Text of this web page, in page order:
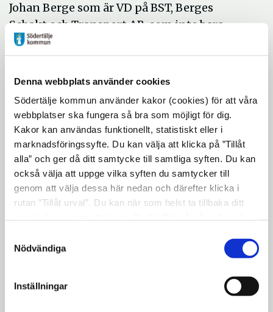
Denna webbplats använder cookies
Södertälje kommun använder kakor (cookies) för att våra
webbplatser ska fungera så bra som möjligt för dig.
Kakor kan användas funktionellt, statistiskt eller i
marknadsföringssyfte. Du kan välja att klicka på ”Tillåt
alla” och ger då ditt samtycke till samtliga syften. Du kan
också välja att uppge vilka syften du samtycker till
genom att välja dessa här nedan och därefter klicka i
rutan ”Tillåt urval”. Du kan när som helst ta tillbaka ditt
"Visa detaljer" kan du läsa om hur kakorna används och
hur vi och våra leverantörer inhämtar och behandlar
Nödvändiga
Inställningar
Johan Berge som är VD på BST, Berges
Schakt och Transport AB, som inte bara
utvecklat och utökat sin verksamhet på ett
imponerande sätt utan också har ett stort
engagemang i det lokala föreningslivet och
Årets Nyföretagare 2016 blev Björn
Johansson och Järna Bussdelar AB med
motiveringen att han har utvecklat ett
vässat servicekoncept gentemot kund som
bygger på en stor kunskap om branschen
och hållbarhet genom återvinning av
reservdelar.
Årets Innovation 2016 vann Salipro Biotech
effektivisering av framtagningsprocessen
av nya läkemedel och vaccin, tydligt gynnar